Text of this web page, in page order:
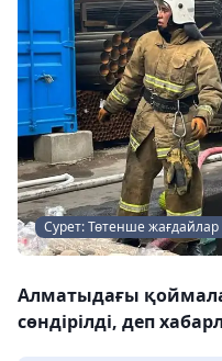
Сурет: Төтенше жағдайлар
Алматыдағы
сөндірілді, деп